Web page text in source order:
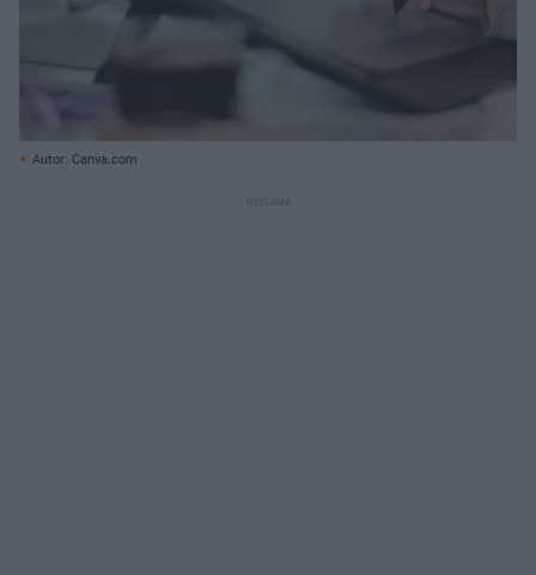
Autor: Canva.com